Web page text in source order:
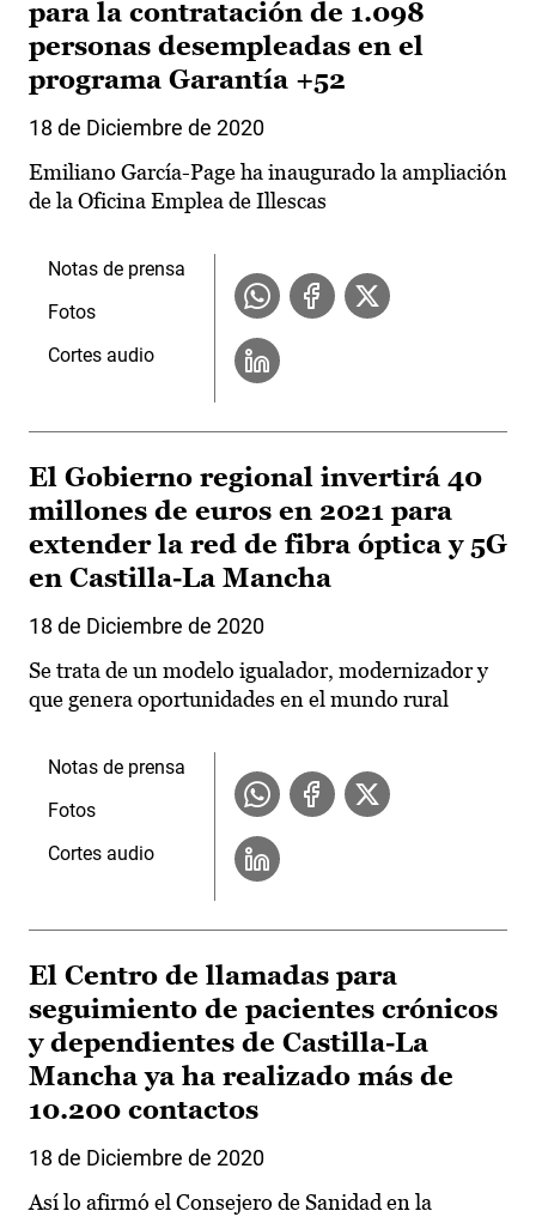
para la contratación de 1.098
personas desempleadas en el
programa Garantía +52
18 de Diciembre de 2020
Emiliano García-Page ha inaugurado la ampliación
de la Oficina Emplea de Illescas
Notas de prensa
Fotos
Cortes audio
El Gobierno regional invertirá 40
millones de euros en 2021 para
extender la red de fibra óptica y 5G
en Castilla-La Mancha
18 de Diciembre de 2020
Se trata de un modelo igualador, modernizador y
que genera oportunidades en el mundo rural
Notas de prensa
Fotos
Cortes audio
El Centro de llamadas para
seguimiento de pacientes crónicos
y dependientes de Castilla-La
Mancha ya ha realizado más de
10.200 contactos
18 de Diciembre de 2020
Así lo afirmó el Consejero de Sanidad en la